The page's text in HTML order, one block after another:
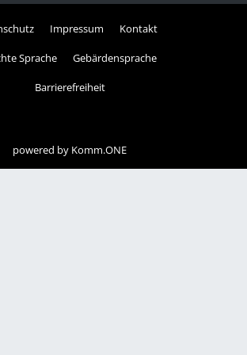
Impressum Kontakt
Sprache Gebärdensprache
Barrierefreiheit
powered by Komm.ONE